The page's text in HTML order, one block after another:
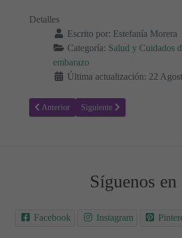
Detalles
Escrito por: Estefanía Morera
Categoría: Salud y Cuidados
embarazo
Última actualización: 22
Artículo anterior: Beneficios derivados del
Anterior Artículo siguiente:
Siguiente
Síguenos en
Facebook Instagram